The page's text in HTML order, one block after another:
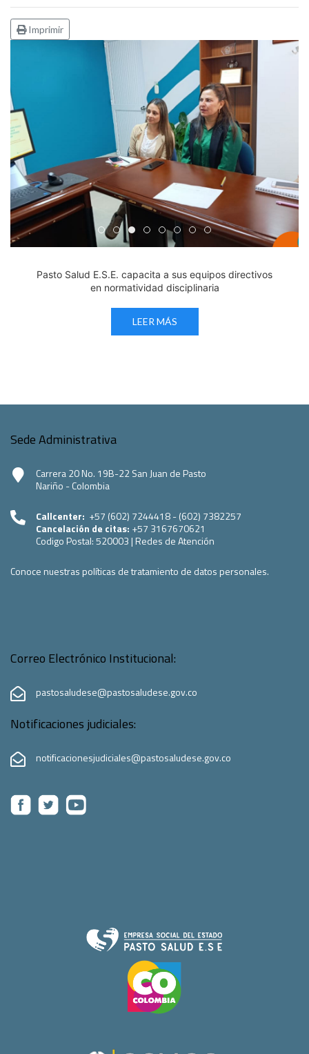
Imprimir
Edicto Emplazatorio a los Afiliados en el Régimen
Pasto Salud ESE lidera gestión institucional
Pasto Salud E.S.E. capacita a sus equipos
Último día para inscripciones en
Viceministro garantiza
Mil pesos que salvan vidas:
Cápsula 18-26 - Reporte
Cápsula 17-26 -
Pasto Salud E.S.E. capacita a sus equipos directivos
en normatividad disciplinaria
LEER MÁS
Sede Administrativa
Carrera 20 No. 19B-22 San Juan de Pasto
Nariño - Colombia
Callcenter: +57 (602) 7244418 - (602) 7382257
Cancelación de citas: +57 3167670621
Codigo Postal:520003 | Redes de Atención
Conoce nuestras políticas de tratamiento de datos personales.
Correo Electrónico Institucional:
pastosaludese@pastosaludese.gov.co
Notificaciones judiciales:
notificacionesjudiciales@pastosaludese.gov.co